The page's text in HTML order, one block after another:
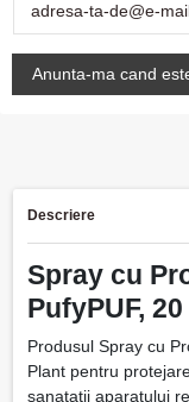
Descriere
Spray cu
PufyPUF,
Produsul Spray cu
Plant pentru
sanatatii aparatului